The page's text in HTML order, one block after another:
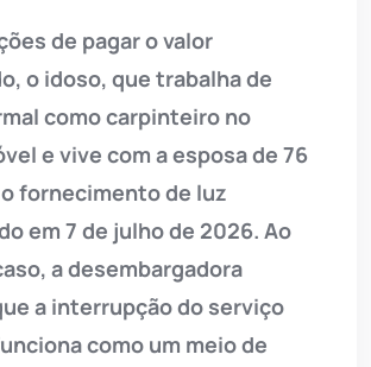
de pagar o valor
o idoso, que trabalha de
como carpinteiro no
e vive com a esposa de 76
fornecimento de luz
em 7 de julho de 2026. Ao
a desembargadora
a interrupção do serviço
como um meio de